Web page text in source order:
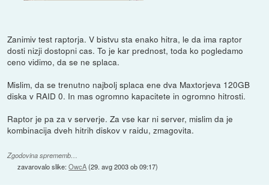
Zanimiv test raptorja. V bistvu sta enako hitra, le da ima raptor
dosti nizji dostopni cas. To je kar prednost, toda ko pogledamo
ceno vidimo, da se ne splaca.
Mislim, da se trenutno najbolj splaca ene dva Maxtorjeva 120GB
diska v RAID 0. In mas ogromno kapacitete in ogromno hitrosti.
Raptor je pa za v serverje. Za vse kar ni server, mislim da je
kombinacija dveh hitrih diskov v raidu, zmagovita.
Zgodovina sprememb…
zavarovalo slike:OwcA(29. avg 2003 ob 09:17)